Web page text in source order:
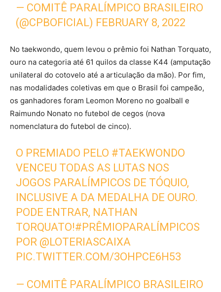
— COMITÊ PARALÍMPICO BRASILEIRO
(@CPBOFICIAL) FEBRUARY 8, 2022
No taekwondo, quem levou o prêmio foi Nathan Torquato,
ouro na categoria até 61 quilos da classe K44 (amputação
unilateral do cotovelo até a articulação da mão). Por fim,
nas modalidades coletivas em que o Brasil foi campeão,
os ganhadores foram Leomon Moreno no goalball e
Raimundo Nonato no futebol de cegos (nova
nomenclatura do futebol de cinco).
O PREMIADO PELO #TAEKWONDO
VENCEU TODAS AS LUTAS NOS
JOGOS PARALÍMPICOS DE TÓQUIO,
INCLUSIVE A DA MEDALHA DE OURO.
PODE ENTRAR, NATHAN
TORQUATO!#PRÊMIOPARALÍMPICOS
POR @LOTERIASCAIXA
PIC.TWITTER.COM/3OHPCE6H53
— COMITÊ PARALÍMPICO BRASILEIRO